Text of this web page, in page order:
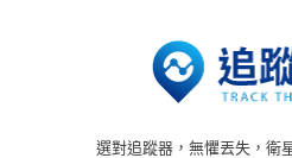
追蹤器 -為您提供全方位的安全守護，
選對追蹤器，無懼丟失，衛